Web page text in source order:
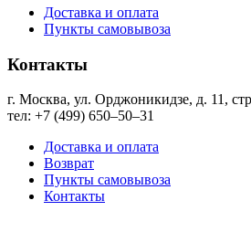
Доставка и оплата
Пункты самовывоза
Контакты
г. Москва, ул. Орджоникидзе, д. 11,
тел: +7 (499) 650‒50‒31
Доставка и оплата
Возврат
Пункты самовывоза
Контакты